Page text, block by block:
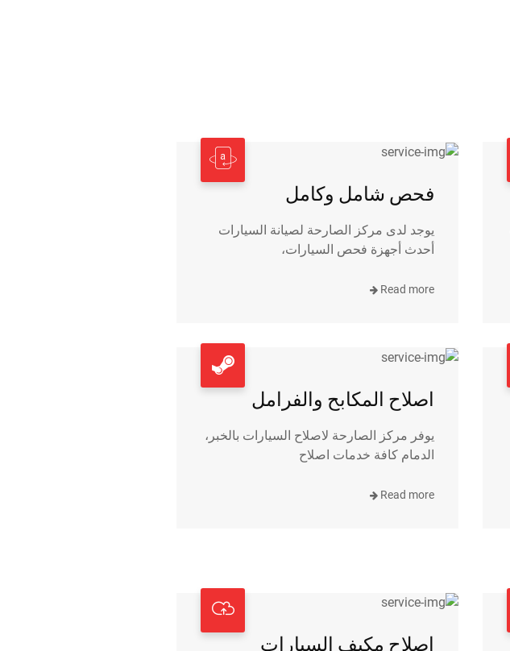
فحص شامل وكامل
يوجد لدى مركز الصارحة لصيانة السيارات
أحدث أجهزة فحص السيارات،
Read more
اصلاح المكابح والفرامل
يوفر مركز الصارحة لاصلاح السيارات بالخبر،
الدمام كافة خدمات اصلاح
Read more
اصلاح مكيف السيارات